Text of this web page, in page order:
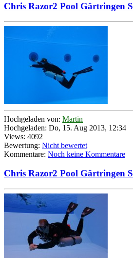
Chris Razor2 Pool Gärtringen
Hochgeladen von: Martin
Hochgeladen: Do, 15. Aug 2013, 12:34
Views: 4092
Bewertung: Nicht bewertet
Kommentare: Noch keine Kommentare
Chris Razor2 Pool Gärtringen